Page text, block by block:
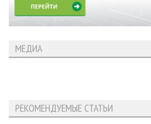
МЕДИА
РЕКОМЕНДУЕМЫЕ СТАТЬИ